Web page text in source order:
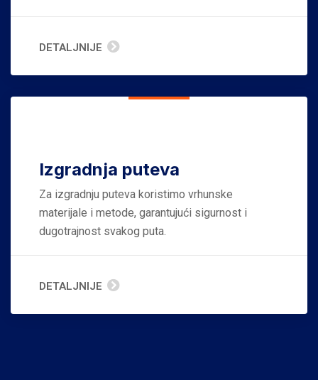
DETALJNIJE
Izgradnja puteva
Za izgradnju puteva koristimo vrhunske
materijale i metode, garantujući sigurnost i
dugotrajnost svakog puta.
DETALJNIJE